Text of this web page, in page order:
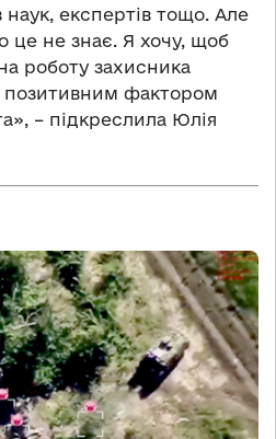
наук, експертів тощо. Але
це не знає. Я хочу, щоб
роботу захисника
позитивним фактором
– підкреслила Юлія